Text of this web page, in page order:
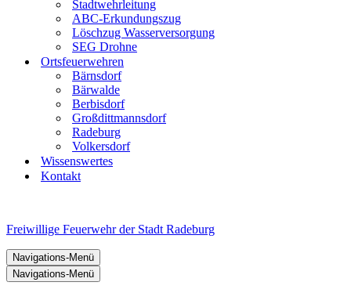
Stadtwehrleitung
ABC-Erkundungszug
Löschzug Wasserversorgung
SEG Drohne
Ortsfeuerwehren
Bärnsdorf
Bärwalde
Berbisdorf
Großdittmannsdorf
Radeburg
Volkersdorf
Wissenswertes
Kontakt
Freiwillige Feuerwehr der Stadt Radeburg
Navigations-Menü
Navigations-Menü